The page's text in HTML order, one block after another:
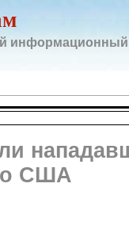
информационный
США